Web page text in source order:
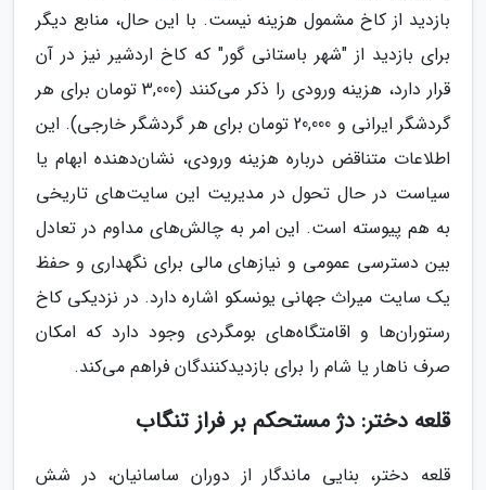
بازدید از کاخ مشمول هزینه نیست. با این حال، منابع دیگر
برای بازدید از "شهر باستانی گور" که کاخ اردشیر نیز در آن
قرار دارد، هزینه ورودی را ذکر می‌کنند (3,000 تومان برای هر
گردشگر ایرانی و 20,000 تومان برای هر گردشگر خارجی). این
اطلاعات متناقض درباره هزینه ورودی، نشان‌دهنده ابهام یا
سیاست در حال تحول در مدیریت این سایت‌های تاریخی
به هم پیوسته است. این امر به چالش‌های مداوم در تعادل
بین دسترسی عمومی و نیازهای مالی برای نگهداری و حفظ
یک سایت میراث جهانی یونسکو اشاره دارد. در نزدیکی کاخ
رستوران‌ها و اقامتگاه‌های بومگردی وجود دارد که امکان
صرف ناهار یا شام را برای بازدیدکنندگان فراهم می‌کند.
قلعه دختر: دژ مستحکم بر فراز تنگاب
قلعه دختر، بنایی ماندگار از دوران ساسانیان، در شش